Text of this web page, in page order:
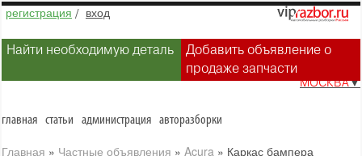
регистрация / вход
Найти необходимую деталь
Добавить объявление о
продаже запчасти
МОСКВА▼
главная статьи администрация авторазборки
Главная » Частные объявления » Acura » Каркас бампера